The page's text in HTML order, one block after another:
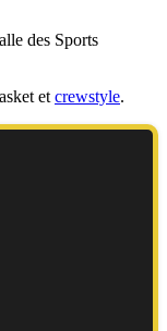
des Sports
et crewstyle.